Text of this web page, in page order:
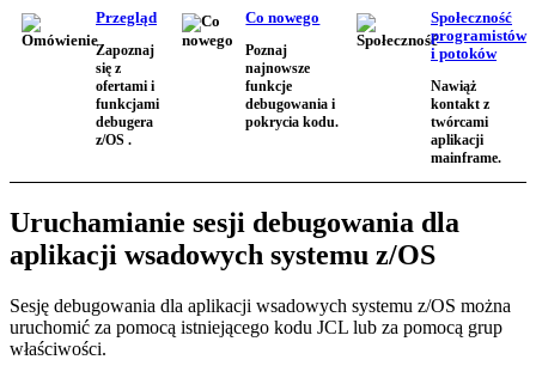
Przegląd
Zapoznaj
się z
ofertami i
funkcjami
debugera
z/OS .
Co nowego
Poznaj
najnowsze
funkcje
debugowania i
pokrycia kodu.
Społeczność
programistów
i potoków
Nawiąż
kontakt z
twórcami
aplikacji
mainframe.
Uruchamianie sesji debugowania dla
aplikacji wsadowych systemu z/OS
Sesję debugowania dla aplikacji wsadowych systemu z/OS można
uruchomić za pomocą istniejącego kodu JCL lub za pomocą grup
właściwości.